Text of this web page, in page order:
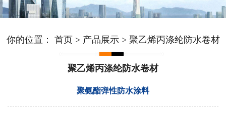
你的位置： 首页 > 产品展示> 聚乙烯丙涤纶防水卷材
聚乙烯丙涤纶防水卷材
聚氨酯弹性防水涂料